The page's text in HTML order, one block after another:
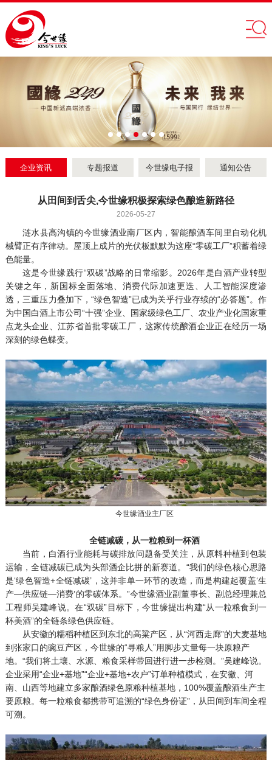
企业资讯 专题报道 今世缘电子报 通知公告
从田间到舌尖,今世缘积极探索绿色酿造新路径
2026-05-27
涟水县高沟镇的今世缘酒业南厂区内，智能酿酒车间里自动化机
械臂正有序律动。屋顶上成片的光伏板默默为这座“零碳工厂”积蓄着绿
色能量。
这是今世缘践行“双碳”战略的日常缩影。2026年是白酒产业转型
关键之年，新国标全面落地、消费代际加速更迭、人工智能深度渗
透，三重压力叠加下，“绿色智造”已成为关乎行业存续的“必答题”。作
为中国白酒上市公司“十强”企业、国家级绿色工厂、农业产业化国家重
点龙头企业、江苏省首批零碳工厂，这家传统酿酒企业正在经历一场
深刻的绿色蝶变。
今世缘酒业主厂区
全链减碳，从一粒粮到一杯酒
当前，白酒行业能耗与碳排放问题备受关注，从原料种植到包装
运输，全链减碳已成为头部酒企比拼的新赛道。“我们的绿色核心思路
是‘绿色智造+全链减碳’，这并非单一环节的改造，而是构建起覆盖‘生
产—供应链—消费’的零碳体系。”今世缘酒业副董事长、副总经理兼总
工程师吴建峰说。在“双碳”目标下，今世缘提出构建“从一粒粮食到一
杯美酒”的全链条绿色供应链。
从安徽的糯稻种植区到东北的高粱产区，从“河西走廊”的大麦基地
到张家口的豌豆产区，今世缘的“寻粮人”用脚步丈量每一块原粮产
地。“我们将土壤、水源、粮食采样带回进行进一步检测。”吴建峰说。
企业采用“企业+基地”“企业+基地+农户”订单种植模式，在安徽、河
南、山西等地建立多家酿酒绿色原粮种植基地，100%覆盖酿酒生产主
要原粮。每一粒粮食都携带可追溯的“绿色身份证”，从田间到车间全程
可溯。